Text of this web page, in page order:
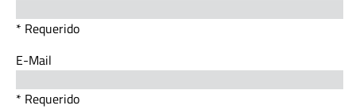
* Requerido
E-Mail
* Requerido